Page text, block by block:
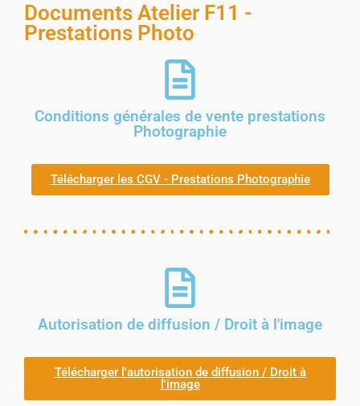
Documents Atelier F11 -
Prestations Photo
Conditions générales de vente prestations
Photographie
Télécharger les CGV - Prestations Photographie
Autorisation de diffusion / Droit à l'image
Télécharger l'autorisation de diffusion / Droit à
l'image